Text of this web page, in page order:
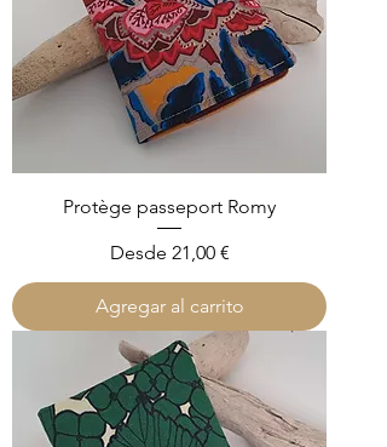
Protège passeport Romy
Desde 21,00 €
Precio de oferta
Agregar al carrito